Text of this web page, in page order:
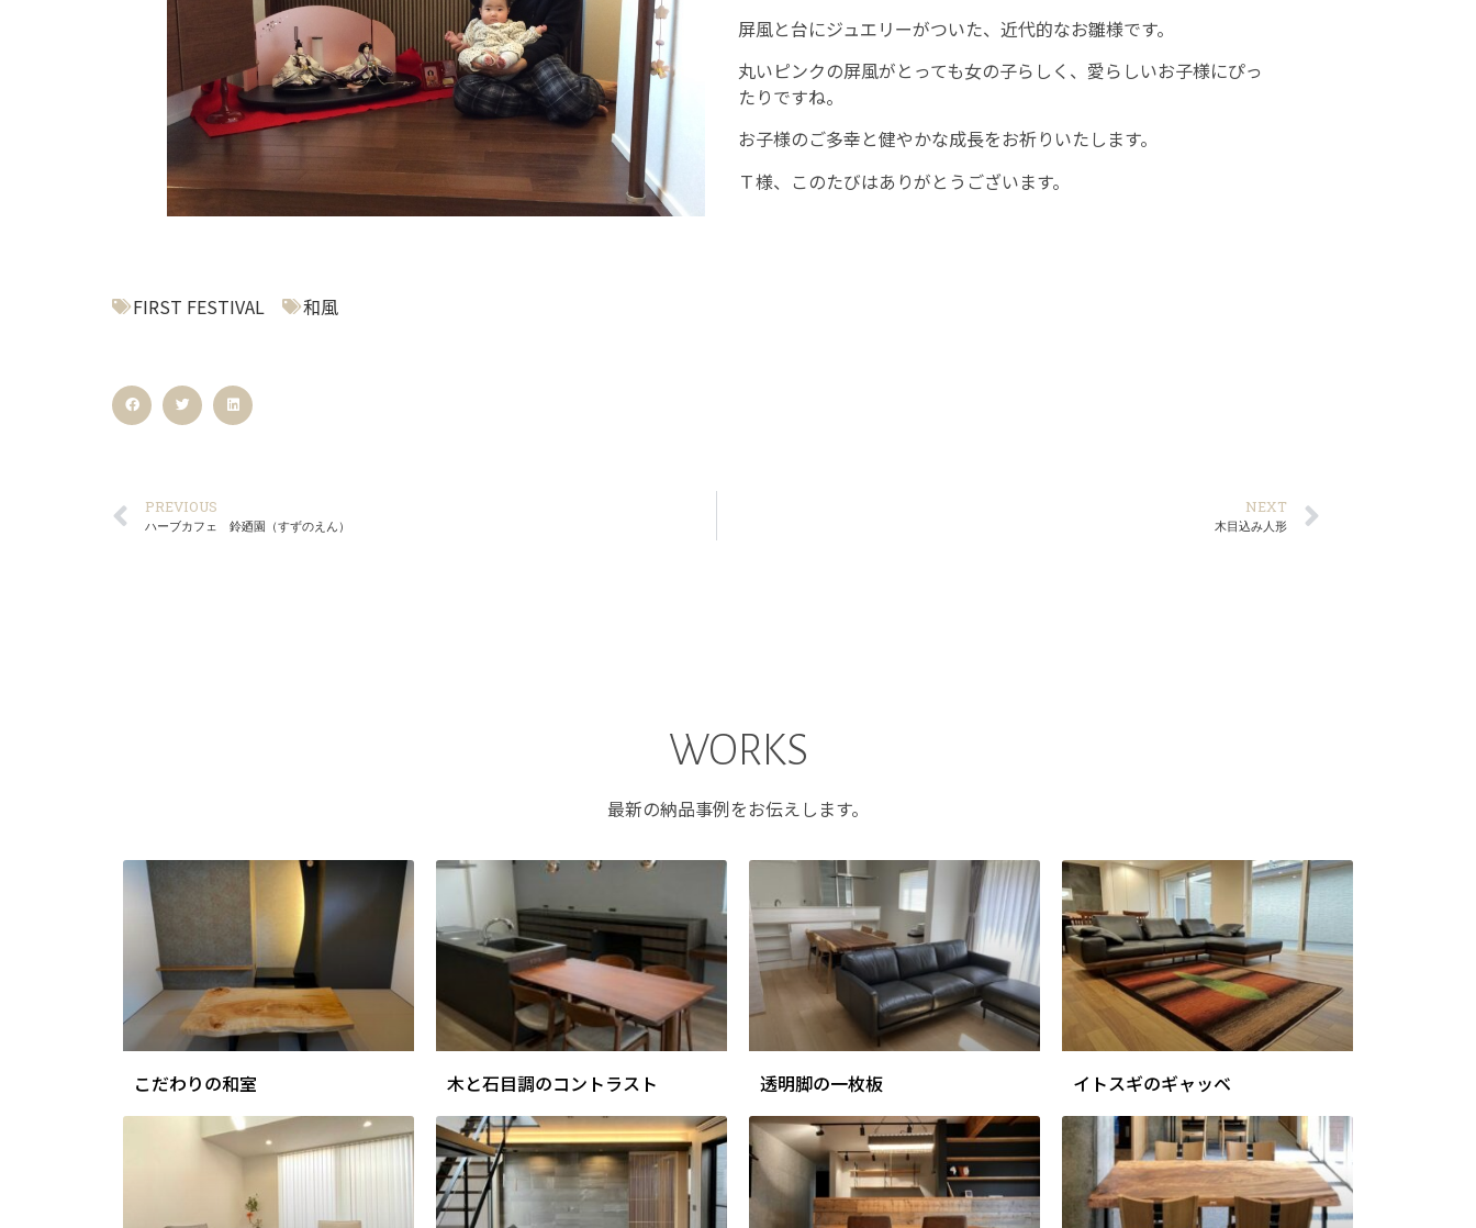
屏風と台にジュエリーがついた、近代的なお雛様です。
丸いピンクの屏風がとっても女の子らしく、愛らしいお子様にぴっ
たりですね。
お子様のご多幸と健やかな成長をお祈りいたします。
Ｔ様、このたびはありがとうございます。
FIRST FESTIVAL 和風
PREVIOUS
ハーブカフェ 鈴廼園（すずのえん）
NEXT
木目込み人形
WORKS
最新の納品事例をお伝えします。
こだわりの和室 木と石目調のコントラスト 透明脚の一枚板 イトスギのギャッベ